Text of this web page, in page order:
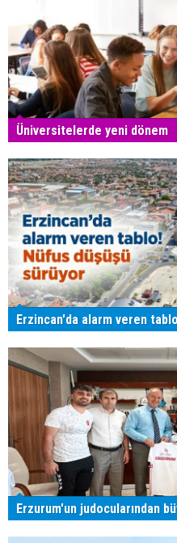
Üniversitelerde yeni dönem
Erzincan'da alarm veren
Erzurum'un judocularından